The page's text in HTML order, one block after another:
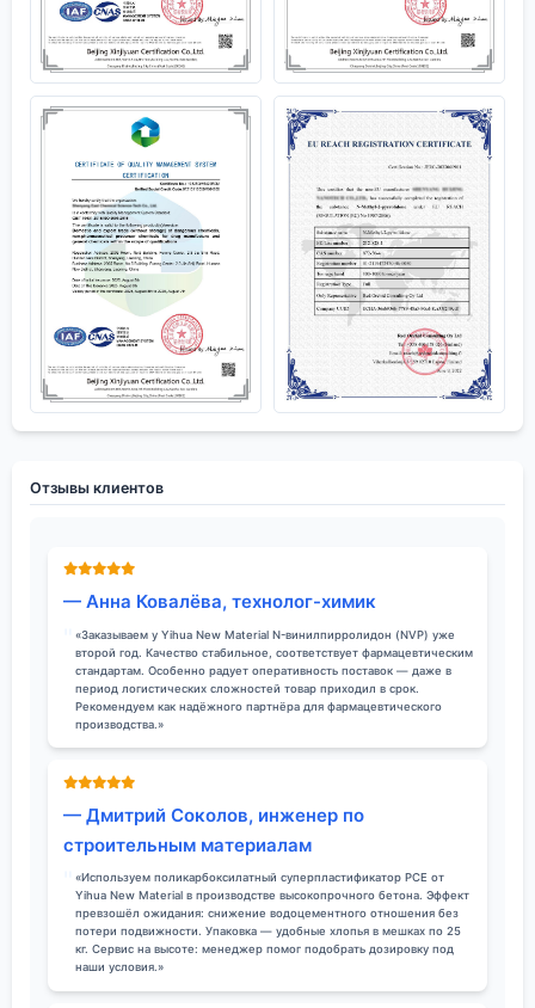
Отзывы клиентов
— Анна Ковалёва, технолог-химик
«Заказываем у Yihua New Material N-винилпирролидон (NVP) уже
второй год. Качество стабильное, соответствует фармацевтическим
стандартам. Особенно радует оперативность поставок — даже в
период логистических сложностей товар приходил в срок.
Рекомендуем как надёжного партнёра для фармацевтического
производства.»
— Дмитрий Соколов, инженер по
строительным материалам
«Используем поликарбоксилатный суперпластификатор PCE от
Yihua New Material в производстве высокопрочного бетона. Эффект
превзошёл ожидания: снижение водоцементного отношения без
потери подвижности. Упаковка — удобные хлопья в мешках по 25
кг. Сервис на высоте: менеджер помог подобрать дозировку под
наши условия.»